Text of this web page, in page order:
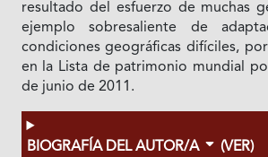
resultado del esfuerzo de muchas
ejemplo sobresaliente de
condiciones geográficas difíciles,
en la Lista de patrimonio mundial
de junio de 2011.
BIOGRAFÍA DEL AUTOR/A (VER)